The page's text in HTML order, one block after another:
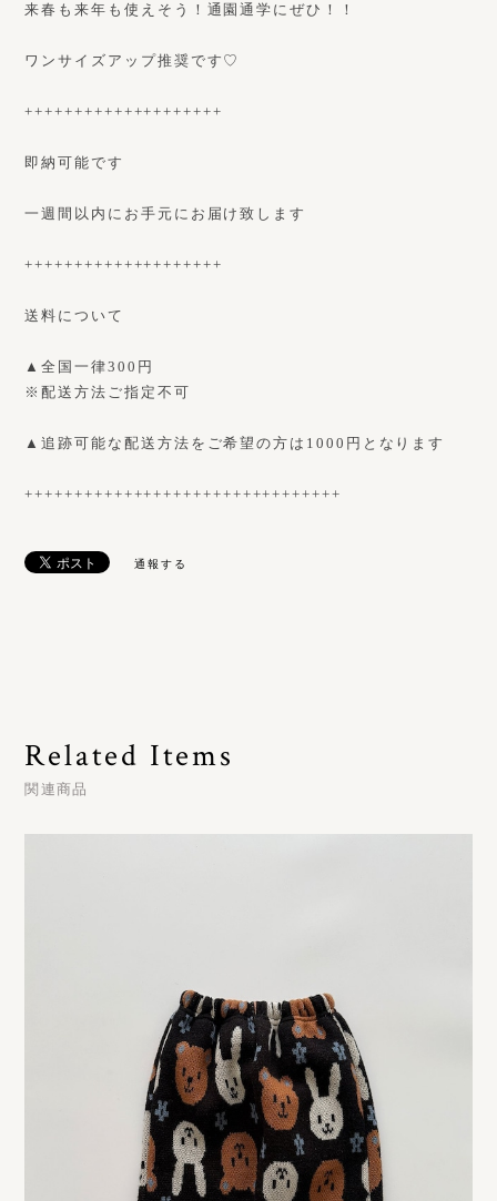
来春も来年も使えそう！通園通学にぜひ！！
ワンサイズアップ推奨です♡
++++++++++++++++++++
即納可能です
一週間以内にお手元にお届け致します
++++++++++++++++++++
送料について
▲全国一律300円
※配送方法ご指定不可
▲追跡可能な配送方法をご希望の方は1000円となります
++++++++++++++++++++++++++++++++
通報する
Related Items
関連商品